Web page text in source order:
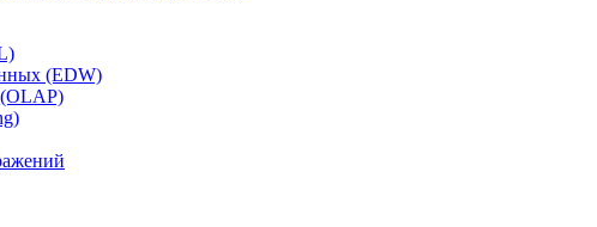
(EDW)
(OLAP)